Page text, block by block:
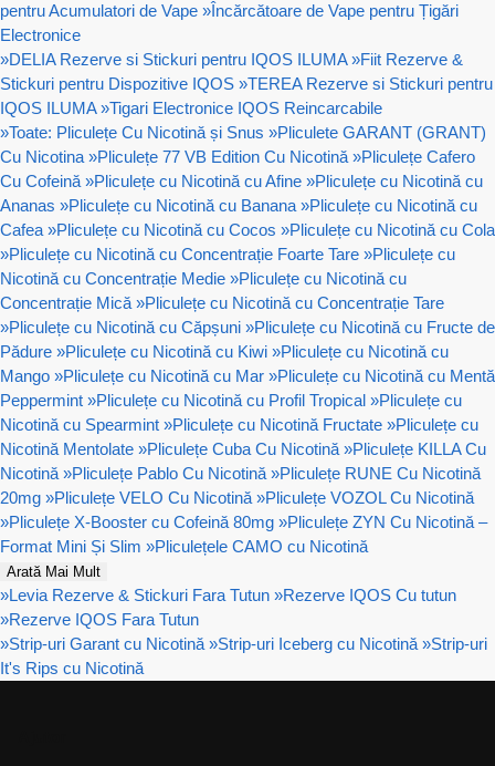
pentru Acumulatori de Vape »Încărcătoare de Vape pentru Țigări
Electronice
»DELIA Rezerve si Stickuri pentru IQOS ILUMA »Fiit Rezerve &
Stickuri pentru Dispozitive IQOS »TEREA Rezerve si Stickuri pentru
IQOS ILUMA »Tigari Electronice IQOS Reincarcabile
»Toate: Pliculețe Cu Nicotină și Snus »Pliculete GARANT (GRANT)
Cu Nicotina »Pliculețe 77 VB Edition Cu Nicotină »Pliculețe Cafero
Cu Cofeină »Pliculețe cu Nicotină cu Afine »Pliculețe cu Nicotină cu
Ananas »Pliculețe cu Nicotină cu Banana »Pliculețe cu Nicotină cu
Cafea »Pliculețe cu Nicotină cu Cocos »Pliculețe cu Nicotină cu Cola
»Pliculețe cu Nicotină cu Concentrație Foarte Tare »Pliculețe cu
Nicotină cu Concentrație Medie »Pliculețe cu Nicotină cu
Concentrație Mică »Pliculețe cu Nicotină cu Concentrație Tare
»Pliculețe cu Nicotină cu Căpșuni »Pliculețe cu Nicotină cu Fructe de
Pădure »Pliculețe cu Nicotină cu Kiwi »Pliculețe cu Nicotină cu
Mango »Pliculețe cu Nicotină cu Mar »Pliculețe cu Nicotină cu Mentă
Peppermint »Pliculețe cu Nicotină cu Profil Tropical »Pliculețe cu
Nicotină cu Spearmint »Pliculețe cu Nicotină Fructate »Pliculețe cu
Nicotină Mentolate »Pliculețe Cuba Cu Nicotină »Pliculețe KILLA Cu
Nicotină »Pliculețe Pablo Cu Nicotină »Pliculețe RUNE Cu Nicotină
20mg »Pliculețe VELO Cu Nicotină »Pliculețe VOZOL Cu Nicotină
»Pliculețe X-Booster cu Cofeină 80mg »Pliculețe ZYN Cu Nicotină –
Format Mini Și Slim »Pliculețele CAMO cu Nicotină
Arată Mai Mult
»Levia Rezerve & Stickuri Fara Tutun »Rezerve IQOS Cu tutun
»Rezerve IQOS Fara Tutun
»Strip-uri Garant cu Nicotină »Strip-uri Iceberg cu Nicotină »Strip-uri
It's Rips cu Nicotină